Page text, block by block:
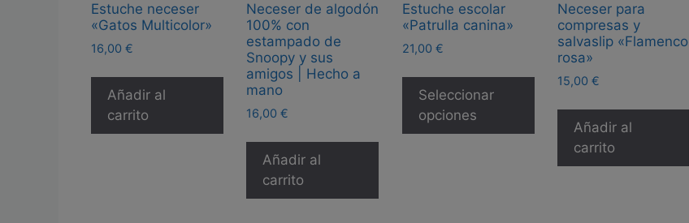
Estuche neceser
«Gatos Multicolor»
16,00 €
Añadir al
carrito
Neceser de algodón
100% con
estampado de
Snoopy y sus
amigos | Hecho a
mano
16,00€
Añadir al
carrito
Estuche escolar
«Patrulla canina»
21,00 €
Seleccionar
opciones
producto
tiene
múltiples
variantes.
Neceser para
compresas y
salvaslip «Flamenco
rosa»
15,00 €
Añadir al
carrito